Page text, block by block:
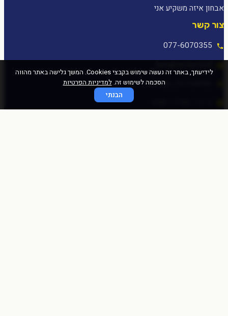
אבחון איזה משקיע אני
צור קשר
077-6070355
לידיעתך, באתר זה נעשה שימוש בקבצי Cookies. המשך גלישה באתר מהווה
הסכמה לשימוש זה.למדיניות הפרטיות
הבנתי